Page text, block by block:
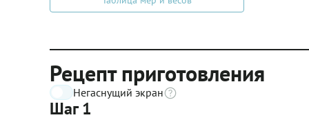
Рецепт приготовления
Негаснущий экран
Шаг 1